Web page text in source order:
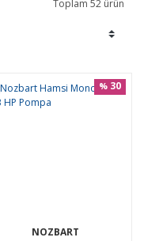
Toplam 52 ürün
NOZBART
% 30